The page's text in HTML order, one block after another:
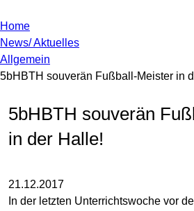
Home
News/ Aktuelles
Allgemein
5bHBTH souverän Fußball-Meister in
5bHBTH souverän
in der Halle!
21.12.2017
In der letzten Unterrichtswoche vor